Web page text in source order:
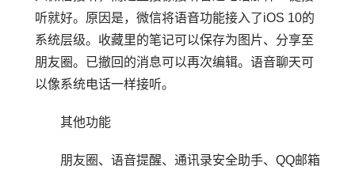
听就好。原因是，微信将语音功能接入了iOS 10的
系统层级。收藏里的笔记可以保存为图片、分享至
朋友圈。已撤回的消息可以再次编辑。语音聊天可
以像系统电话一样接听。
其他功能
朋友圈、语音提醒、通讯录安全助手、QQ邮箱